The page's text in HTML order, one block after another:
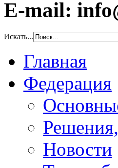
E-mail:
Искать...
Главная
Федерация
Новости